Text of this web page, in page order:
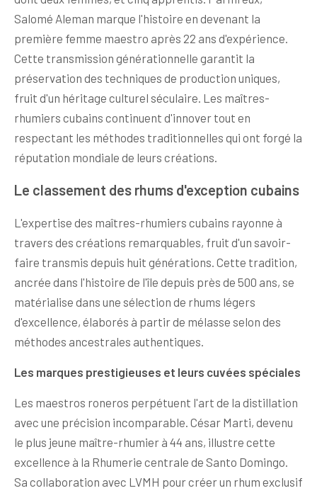
Salomé Aleman marque l'histoire en devenant la
première femme maestro après 22 ans d'expérience.
Cette transmission générationnelle garantit la
préservation des techniques de production uniques,
fruit d'un héritage culturel séculaire. Les maîtres-
rhumiers cubains continuent d'innover tout en
respectant les méthodes traditionnelles qui ont forgé la
réputation mondiale de leurs créations.
Le classement des rhums d'exception cubains
L'expertise des maîtres-rhumiers cubains rayonne à
travers des créations remarquables, fruit d'un savoir-
faire transmis depuis huit générations. Cette tradition,
ancrée dans l'histoire de l'île depuis près de 500 ans, se
matérialise dans une sélection de rhums légers
d'excellence, élaborés à partir de mélasse selon des
méthodes ancestrales authentiques.
Les marques prestigieuses et leurs cuvées spéciales
Les maestros roneros perpétuent l'art de la distillation
avec une précision incomparable. César Marti, devenu
le plus jeune maître-rhumier à 44 ans, illustre cette
excellence à la Rhumerie centrale de Santo Domingo.
Sa collaboration avec LVMH pour créer un rhum exclusif